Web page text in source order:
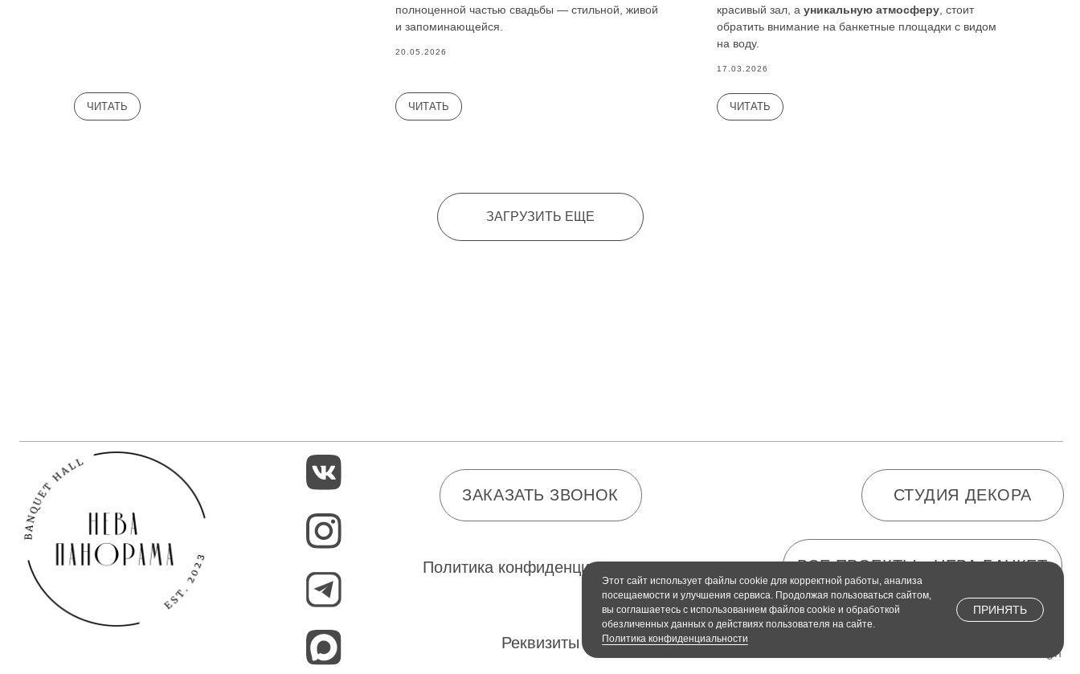
ЧИТАТЬ
полноценной частью свадьбы — стильной, живой
и запоминающейся.
20.05.2026
ЧИТАТЬ
красивый зал, а уникальную атмосферу , стоит
обратить внимание на банкетные площадки с видом
на воду.
17.03.2026
ЧИТАТЬ
ЗАГРУЗИТЬ ЕЩЕ
Этот сайт использует файлы cookie для корректной работы, анализа
посещаемости и улучшения сервиса. Продолжая пользоваться сайтом,
вы соглашаетесь с использованием файлов cookie и обработкой
обезличенных данных о действиях пользователя на сайте.
Политика конфиденциальности
ПРИНЯТЬ